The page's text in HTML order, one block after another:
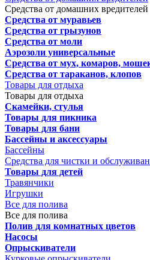
Средства от домашних вредителей
Средства от муравьев
Средства от грызунов
Средства от моли
Аэрозоли универсальные
Средства от мух, комаров,
Средства от тараканов, клопов
Товары для отдыха
Товары для отдыха
Скамейки, стулья
Товары для пикника
Товары для бани
Бассейны и аксессуары
Бассейны
Средства для чистки и
Товары для детей
Травянчики
Игрушки
Все для полива
Все для полива
Полив для комнатных цветов
Насосы
Опрыскиватели